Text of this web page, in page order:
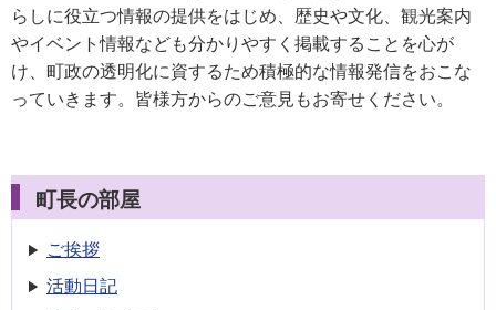
らしに役立つ情報の提供をはじめ、歴史や文化、観光案内
やイベント情報なども分かりやすく掲載することを心が
け、町政の透明化に資するため積極的な情報発信をおこな
っていきます。皆様方からのご意見もお寄せください。
町長の部屋
ご挨拶
活動日記